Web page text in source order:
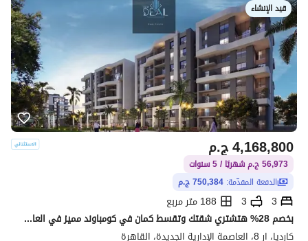
قيد الإنشاء
ج.م4,168,800
56,973 ج.م شهريًا / 5 سنوات
الدفعة المقدّمة: 750,384 ج.م
3
3
188 متر مربع
بخصم 28% هتشتري شقتك وتقسط كمان في كومباوند مميز في العاصمة الادارية وقدام اكبر حديقة مركزية في ال R8
كارديا، ار 8، العاصمة الإدارية الجديدة، القاهرة